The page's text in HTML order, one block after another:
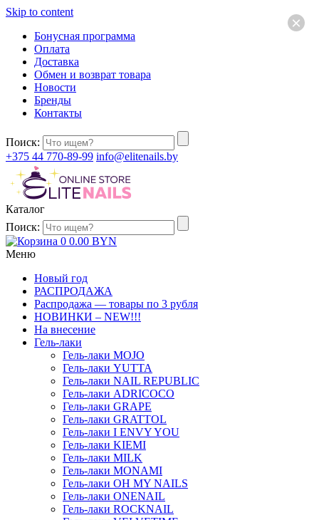
Skip to content
Бонусная программа
Оплата
Доставка
Обмен и возврат товара
Новости
Бренды
Контакты
Поиск:
+375 44 770-89-99 info@elitenails.by
Каталог
Поиск:
0 0.00 BYN
Меню
Новый год
РАСПРОДАЖА
Распродажа — товары по 3 рубля
НОВИНКИ – NEW!!!
На внесение
Гель-лаки
Гель-лаки MOJO
Гель-лаки YUTTA
Гель-лаки NAIL REPUBLIC
Гель-лаки ADRICOCO
Гель-лаки GRAPE
Гель-лаки GRATTOL
Гель-лаки I ENVY YOU
Гель-лаки KIEMI
Гель-лаки MILK
Гель-лаки MONAMI
Гель-лаки OH MY NAILS
Гель-лаки ONENAIL
Гель-лаки ROCKNAIL
×